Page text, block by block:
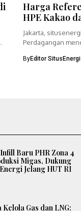
Harga
HPE Kakao
Jakarta,
Perdagangan
ByEditor SitusEnergi
Baru PHR Zona 4
Migas, Dukung
Jelang HUT RI
Gas dan LNG: